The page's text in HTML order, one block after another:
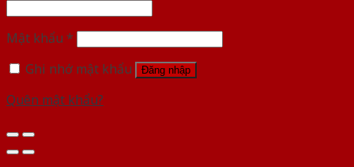
Mật khẩu *
Ghi nhớ mật khẩu
Đăng nhập
Quên mật khẩu?